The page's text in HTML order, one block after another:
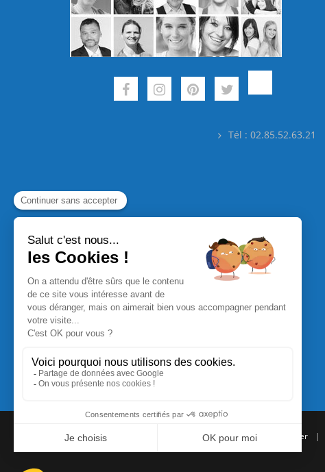
Tél : 02.85.52.63.21
Commande Papier Qui sommes nous | Nous contacter |